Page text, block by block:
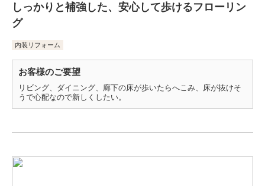
しっかりと補強した、安心して歩けるフローリン
グ
内装リフォーム
お客様のご要望
リビング、ダイニング、廊下の床が歩いたらへこみ、床が抜けそ
うで心配なので新しくしたい。